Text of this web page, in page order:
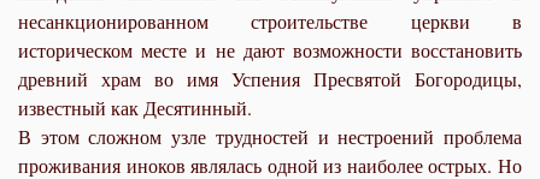
несанкционированном строительстве церкви в
историческом месте и не дают возможности восстановить
древний храм во имя Успения Пресвятой Богородицы,
известный как Десятинный.
В этом сложном узле трудностей и нестроений проблема
проживания иноков являлась одной из наиболее острых. Но